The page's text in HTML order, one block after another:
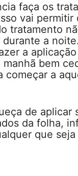
faça os
vai permitir
tratamento
durante a
a
manhã bem
começar a
de aplicar
da folha,
que